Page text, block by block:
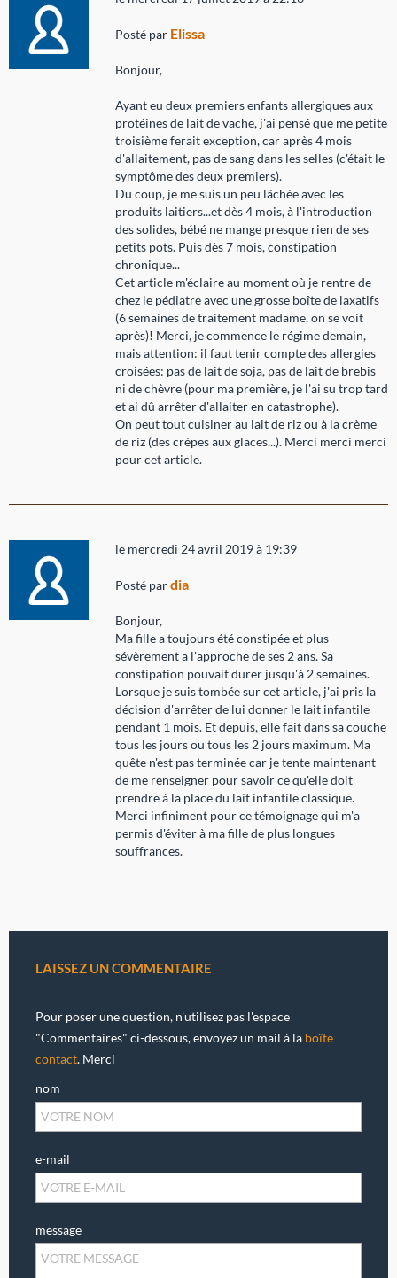
Posté par Elissa
Bonjour,
Ayant eu deux premiers enfants allergiques aux
protéines de lait de vache, j'ai pensé que me petite
troisième ferait exception, car après 4 mois
d'allaitement, pas de sang dans les selles (c'était le
symptôme des deux premiers).
Du coup, je me suis un peu lâchée avec les
produits laitiers...et dès 4 mois, à l'introduction
des solides, bébé ne mange presque rien de ses
petits pots. Puis dès 7 mois, constipation
chronique...
Cet article m'éclaire au moment où je rentre de
chez le pédiatre avec une grosse boîte de laxatifs
(6 semaines de traitement madame, on se voit
après)! Merci, je commence le régime demain,
mais attention: il faut tenir compte des allergies
croisées: pas de lait de soja, pas de lait de brebis
ni de chèvre (pour ma première, je l'ai su trop tard
et ai dû arrêter d'allaiter en catastrophe).
On peut tout cuisiner au lait de riz ou à la crème
de riz (des crèpes aux glaces...). Merci merci merci
pour cet article.
le mercredi 24 avril 2019 à 19:39
Posté pardia
Bonjour,
Ma fille a toujours été constipée et plus
sévèrement a l'approche de ses 2 ans. Sa
constipation pouvait durer jusqu'à 2 semaines.
Lorsque je suis tombée sur cet article, j'ai pris la
décision d'arrêter de lui donner le lait infantile
pendant 1 mois. Et depuis, elle fait dans sa couche
tous les jours ou tous les 2 jours maximum. Ma
quête n'est pas terminée car je tente maintenant
de me renseigner pour savoir ce qu'elle doit
prendre à la place du lait infantile classique.
Merci infiniment pour ce témoignage qui m'a
permis d'éviter à ma fille de plus longues
souffrances.
LAISSEZ UN COMMENTAIRE
Pour poser une question, n'utilisez pas l'espace
"Commentaires" ci-dessous, envoyez un mail à la boîte
contact. Merci
nom
e-mail
message